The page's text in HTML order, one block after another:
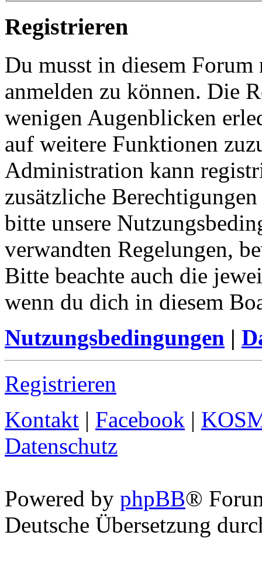
Registrieren
Du musst in diesem
anmelden zu können. Die
wenigen Augenblicken
auf weitere Funktionen
Administration kann
zusätzliche
bitte unsere
verwandten Regelungen,
Bitte beachte auch die
wenn du dich in diesem
Nutzungsbedingungen |
Registrieren
Kontakt | Facebook |
Datenschutz
Powered by phpBB®
Deutsche Übersetzung